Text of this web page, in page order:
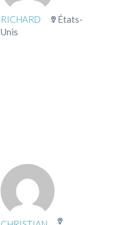
RICHARD
États-
Unis